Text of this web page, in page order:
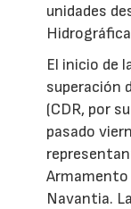
unidades
El inicio de
superación
(CDR, por
pasado
Armamento
Navantia.